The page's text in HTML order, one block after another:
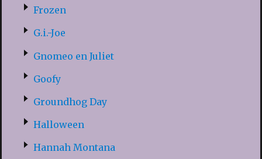
Frozen
G.i.-Joe
Gnomeo en Juliet
Goofy
Groundhog Day
Halloween
Hannah Montana